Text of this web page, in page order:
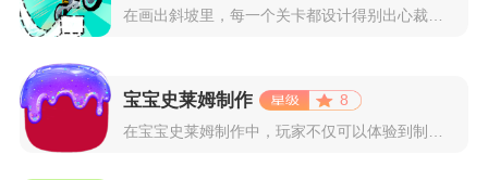
宝宝史莱姆制作
8